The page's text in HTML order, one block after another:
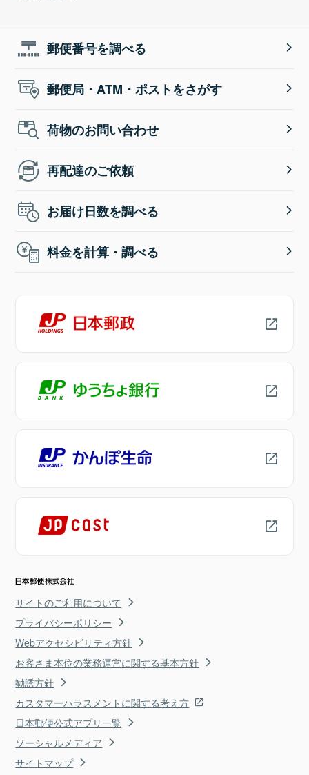
郵便番号を調べる
郵便局・ATM・ポストをさがす
荷物のお問い合わせ
再配達のご依頼
お届け日数を調べる
料金を計算・調べる
サイトのご利用について
プライバシーポリシー
Webアクセシビリティ方針
お客さま本位の業務運営に関する基本方針
勧誘方針
カスタマーハラスメントに関する考え方
日本郵便公式アプリ一覧
ソーシャルメディア
サイトマップ